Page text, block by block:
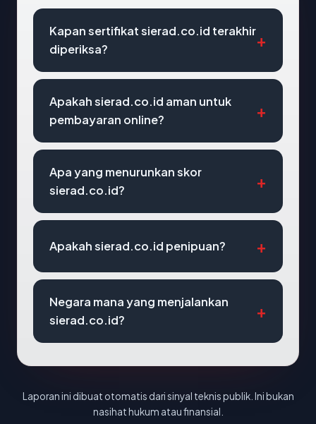
Kapan sertifikat sierad.co.id terakhir
diperiksa?
Apakah sierad.co.id aman untuk
pembayaran online?
Apa yang menurunkan skor
sierad.co.id?
Apakah sierad.co.id penipuan?
Negara mana yang menjalankan
sierad.co.id?
Laporan ini dibuat otomatis dari sinyal teknis publik. Ini bukan
nasihat hukum atau finansial.